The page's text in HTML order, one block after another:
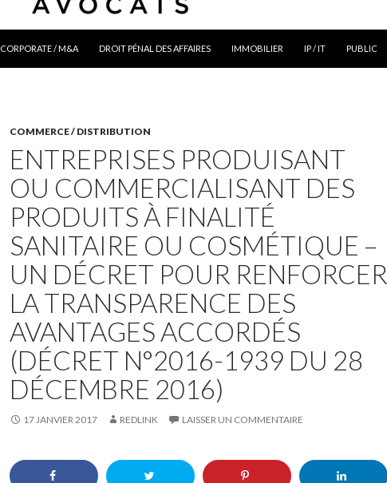
CORPORATE / M&A DROIT PÉNAL DES AFFAIRES IMMOBILIER IP / IT PUBLIC
COMMERCE / DISTRIBUTION
ENTREPRISES PRODUISANT
OU COMMERCIALISANT DES
PRODUITS À FINALITÉ
SANITAIRE OU COSMÉTIQUE –
UN DÉCRET POUR RENFORCER
LA TRANSPARENCE DES
AVANTAGES ACCORDÉS
(DÉCRET N°2016-1939 DU 28
DÉCEMBRE 2016)
17 JANVIER 2017 REDLINK LAISSER UN COMMENTAIRE